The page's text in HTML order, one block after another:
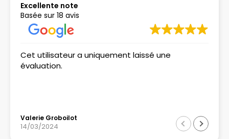
Excellente note
Basée sur 18 avis
Cet utilisateur a uniquement laissé une
évaluation.
Valerie Groboilot
14/03/2024